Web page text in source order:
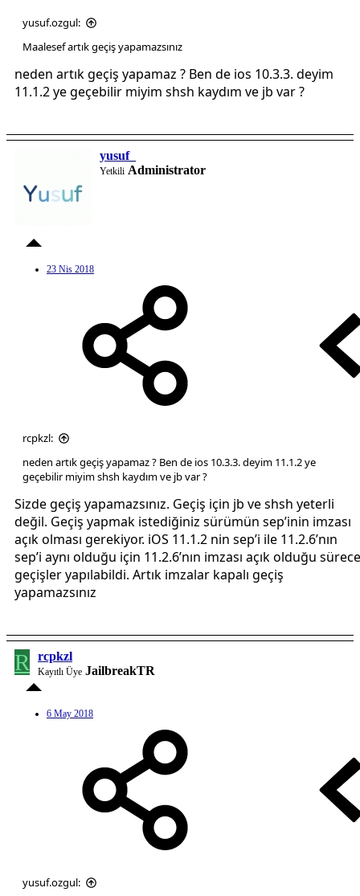
yusuf.ozgul:
Maalesef artık geçiş yapamazsınız
neden artık geçiş yapamaz ? Ben de ios 10.3.3. deyim
11.1.2 ye geçebilir miyim shsh kaydım ve jb var ?
yusuf_
Yetkili Administrator
23 Nis 2018
rcpkzl:
neden artık geçiş yapamaz ? Ben de ios 10.3.3. deyim 11.1.2 ye
geçebilir miyim shsh kaydım ve jb var ?
Sizde geçiş yapamazsınız. Geçiş için jb ve shsh yeterli
değil. Geçiş yapmak istediğiniz sürümün sep’inin imzası
açık olması gerekiyor. iOS 11.1.2 nin sep’i ile 11.2.6’nın
sep’i aynı olduğu için 11.2.6’nın imzası açık olduğu sürece
geçişler yapılabildi. Artık imzalar kapalı geçiş
yapamazsınız
R rcpkzl
Kayıtlı Üye JailbreakTR
6 May 2018
yusuf.ozgul: